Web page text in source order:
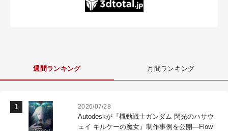
週間ランキング 月間ランキング
2026/07/28
Autodeskが『機動戦士ガンダム 閃光のハサウ
ェイ キルケーの魔女』制作事例を公開―Flow